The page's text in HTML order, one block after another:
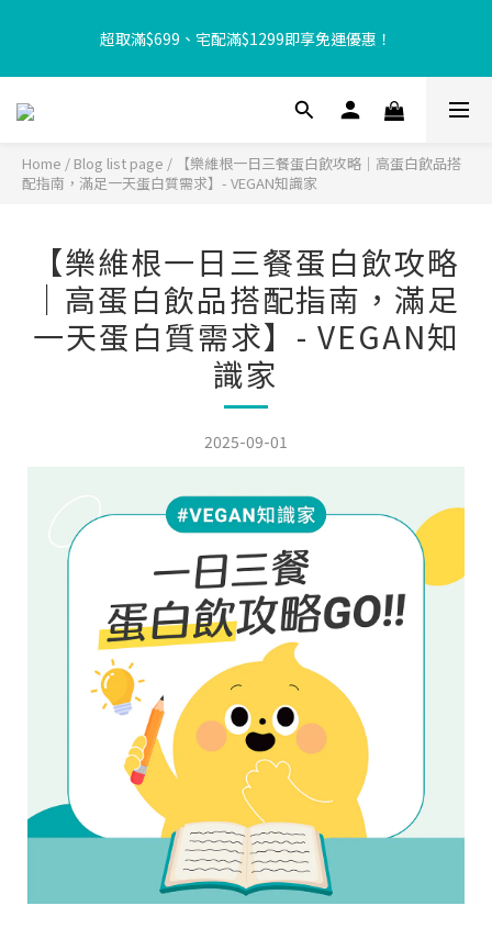
【8月限定⏰】玩遊戲換好禮🎁 豆豆夏令營 等你來報名‼️
超取滿$699、宅配滿$1299即享免運優惠！
【加入樂友享優惠‼️】現在加入會員立享入會禮金 $100，再享全館
【8月限定⏰】玩遊戲換好禮🎁 豆豆夏令營 等你來報名‼️
Home / Blog list page /
【樂維根一日三餐蛋白飲攻略｜高蛋白飲品搭
配指南，滿足一天蛋白質需求】- VEGAN知識家
【樂維根一日三餐蛋白飲攻略
｜高蛋白飲品搭配指南，滿足
一天蛋白質需求】- VEGAN知
識家
2025-09-01